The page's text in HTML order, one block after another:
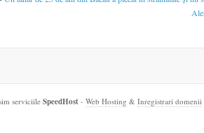
serviciile SpeedHost - Web Hosting & Inregistrari domenii